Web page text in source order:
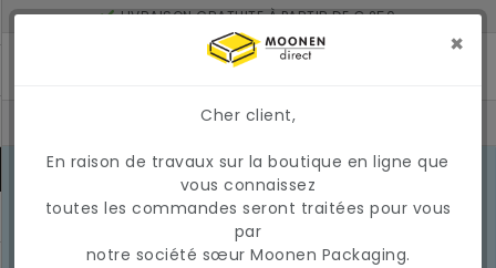
LIVRAISON GRATUITE À PARTIR DE € 250
LIVRÉ À 2 JOURS SI COMMANDÉ AVANT 17H
MONTANT MINIMUM DE COMMANDE : 150 €
CONDITIONS DU MARCHÉ EN MARS
En raison des conditions actuelles
du marché, les prix et la
disponibilité peuvent varier
EN
SAVOIR
×
Cher client,
En raison de travaux sur la boutique en ligne que
vous connaissez
toutes les commandes seront traitées pour vous
par
notre société sœur Moonen Packaging.